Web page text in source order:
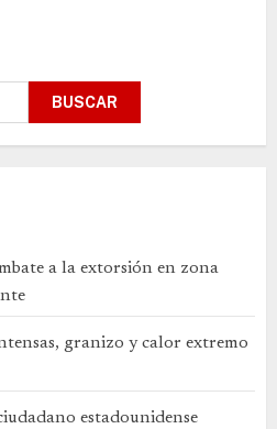
BUSCAR
a la extorsión en zona
granizo y calor extremo
estadounidense